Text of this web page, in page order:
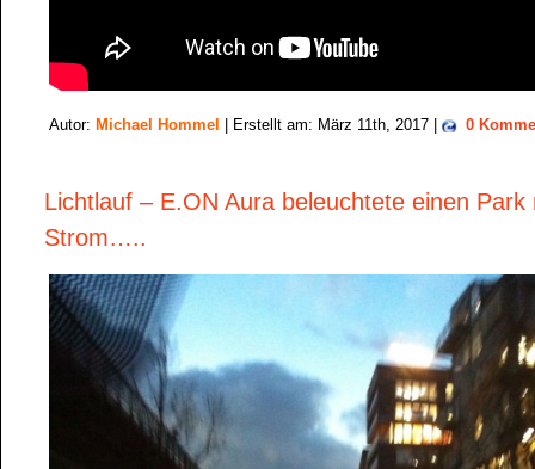
Autor: Michael Hommel | Erstellt am: März 11th, 2017 | 0
Lichtlauf – E.ON Aura beleuchtete einen Park
Strom…..